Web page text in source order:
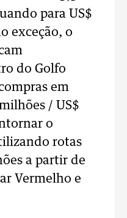
para US$
exceção, o
do Golfo
em
/ US$
o
rotas
a partir de
Vermelho e